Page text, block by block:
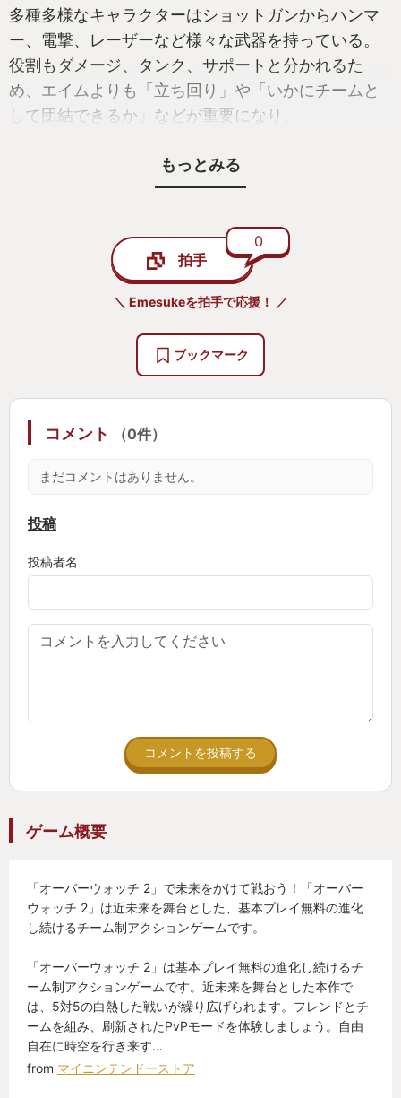
多種多様なキャラクターはショットガンからハンマ
ー、電撃、レーザーなど様々な武器を持っている。
役割もダメージ、タンク、サポートと分かれるた
め、エイムよりも「立ち回り」や「いかにチームと
して団結できるか」などが重要になり、
ーやってみない？」という言葉通り、エイムが下手
でも誰かの盾になれたり、味方を治療したり、敵の
っと見つかる。
発売当初からプレイしている自分としては、6年を迎
えて段々と人口が減ってきていた本作が2になり再び
人口が増えたことがとても嬉しい。
まるでキャッチコピー通り、ヒーローが再集合した
また6年間欠かさず新スキンや新キャラ、イベントな
どアップデートを続けてくれたBlizzardにも本当に感
ゲーム外でもYouTubeのショートムービーや小説な
今後はファン待望のキャンペーンモードも追加予定
もっとみる
拍手
0
＼ Emesukeを拍手で応援！ ／
ブックマーク
コメント （0件）
まだコメントはありません。
投稿
投稿者名
コメントを投稿する
ゲーム概要
「オーバーウォッチ 2」で未来をかけて戦おう！「オーバー
ウォッチ 2」は近未来を舞台とした、基本プレイ無料の進化
し続けるチーム制アクションゲームです。
「オーバーウォッチ 2」は基本プレイ無料の進化し続けるチ
ーム制アクションゲームです。近未来を舞台とした本作で
は、5対5の白熱した戦いが繰り広げられます。フレンドとチ
ームを組み、刷新されたPvPモードを体験しましょう。自由
自在に時空を行き来す…
from マイニンテンドーストア